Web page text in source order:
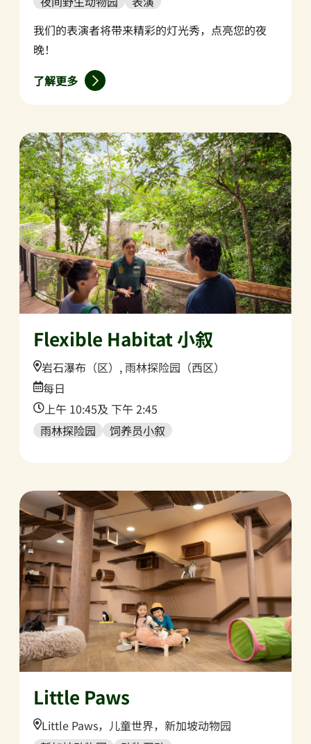
我们的表演者将带来精彩的灯光秀，点亮您的夜
晚！
了解更多
Flexible Habitat 小叙
Location:
岩石瀑布（区）, 雨林探险园（西区）
Date:
每日
Time:
上午 10:45及 下午 2:45
雨林探险园
饲养员小叙
Little Paws
Location:
Little Paws，儿童世界，新加坡动物园